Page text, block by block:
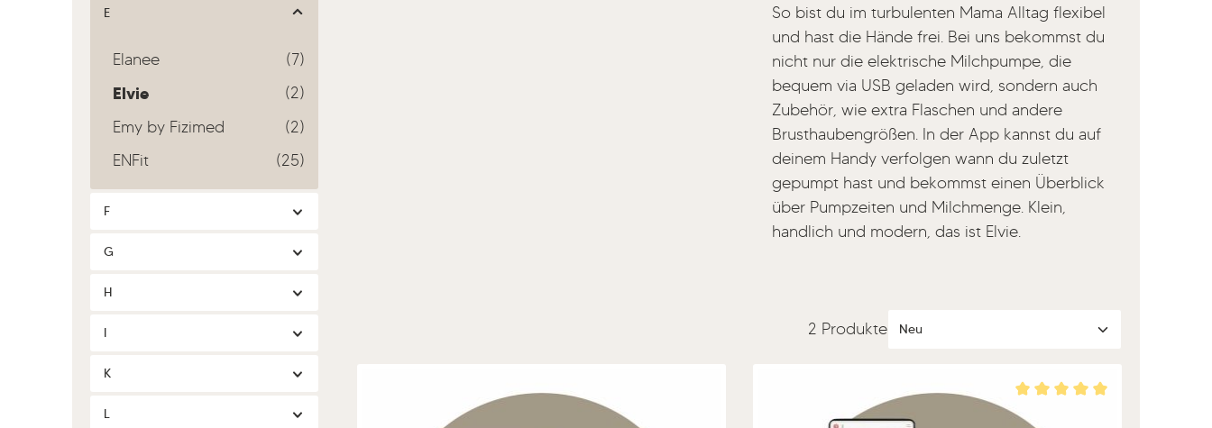
E
(7)
Elanee
(2)
Elvie
(2)
Emy by Fizimed
(25)
ENFit
F
G
H
I
K
L
So bist du im turbulenten Mama Alltag flexibel
und hast die Hände frei. Bei uns bekommst du
nicht nur die elektrische Milchpumpe, die
bequem via USB geladen wird, sondern auch
Zubehör, wie extra Flaschen und andere
Brusthaubengrößen. In der App kannst du auf
deinem Handy verfolgen wann du zuletzt
gepumpt hast und bekommst einen Überblick
über Pumpzeiten und Milchmenge. Klein,
handlich und modern, das ist Elvie.
2 Produkte
Durchschnittliche